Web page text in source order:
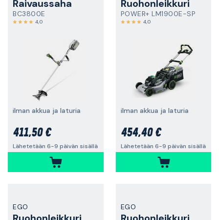
Raivaussaha
BC3800E
4,0
ilman akkua ja laturia
411,50 €
Lähetetään 6-9 päivän sisällä
Ruohonleikkuri
POWER+ LM1900E-SP
4,0
ilman akkua ja laturia
454,40 €
Lähetetään 6-9 päivän sisällä
EGO EGO